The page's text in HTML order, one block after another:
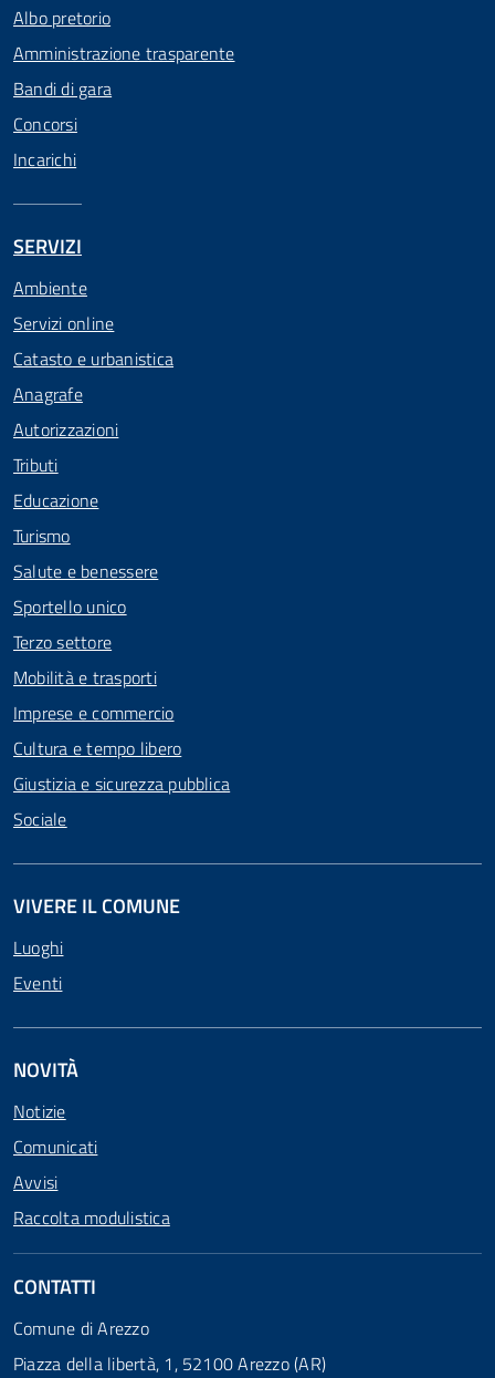
Albo pretorio
Amministrazione trasparente
Bandi di gara
Concorsi
Incarichi
SERVIZI
Ambiente
Servizi online
Catasto e urbanistica
Anagrafe
Autorizzazioni
Tributi
Educazione
Turismo
Salute e benessere
Sportello unico
Terzo settore
Mobilità e trasporti
Imprese e commercio
Cultura e tempo libero
Giustizia e sicurezza pubblica
Sociale
VIVERE IL COMUNE
Luoghi
Eventi
NOVITÀ
Notizie
Comunicati
Avvisi
Raccolta modulistica
CONTATTI
Comune di Arezzo
Piazza della libertà, 1, 52100 Arezzo (AR)